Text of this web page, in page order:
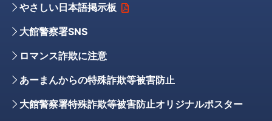
やさしい日本語掲示板
大館警察署SNS
ロマンス詐欺に注意
あーまんからの特殊詐欺等被害防止
大館警察署特殊詐欺等被害防止オリジナルポスター